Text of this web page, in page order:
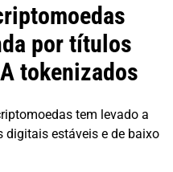
por títulos
tokenizados
tem levado a
estáveis e de baixo